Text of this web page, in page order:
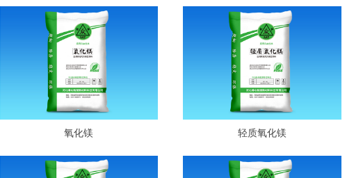
氧化镁 轻质氧化镁